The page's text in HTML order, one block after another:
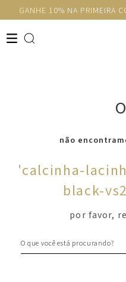
GANHE 10% NA PRIMEIRA
não
'calcinha-
black-
por favor,